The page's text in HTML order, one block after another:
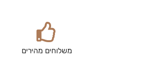
משלוחים מהירים